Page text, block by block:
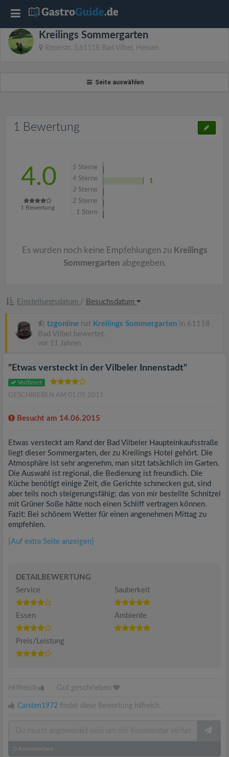
Kreilings Sommergarten
Ritterstr. 3,61118 Bad Vilbel, Hessen
Seite auswählen
1 Bewertung
4.0
1 Bewertung
5 Sterne
4 Sterne
1
3 Sterne
2 Sterne
1 Stern
Es wurden noch keine Empfehlungen zu Kreilings
Sommergarten abgegeben.
Einstellungsdatum / Besuchsdatum
tzgonline hat Kreilings Sommergarten in 61118
Bad Vilbel bewertet.
vor 11 Jahren
"Etwas versteckt in der Vilbeler Innenstadt"
Verifiziert
GESCHRIEBEN AM 01.09.2015
Besucht am 14.06.2015
Etwas versteckt am Rand der Bad Vilbeler Haupteinkaufsstraße
liegt dieser Sommergarten, der zu Kreilings Hotel gehört. Die
Atmosphäre ist sehr angenehm, man sitzt tatsächlich im Garten.
Die Auswahl ist regional, die Bedienung ist freundlich. Die
Küche benötigt einige Zeit, die Gerichte schmecken gut, sind
aber teils noch steigerungsfähig; das von mir bestellte Schnitzel
mit Grüner Soße hätte noch einen Schliff vertragen können.
Fazit: Bei schönem Wetter für einen angenehmen Mittag zu
empfehlen.
[Auf extra Seite anzeigen]
DETAILBEWERTUNG
Service
Sauberkeit
Essen Ambiente
Preis/Leistung
Hilfreich Gut geschrieben
Carsten1972 findet diese Bewertung hilfreich.
0 Kommentare
T
o
n
a
t
i
o
n